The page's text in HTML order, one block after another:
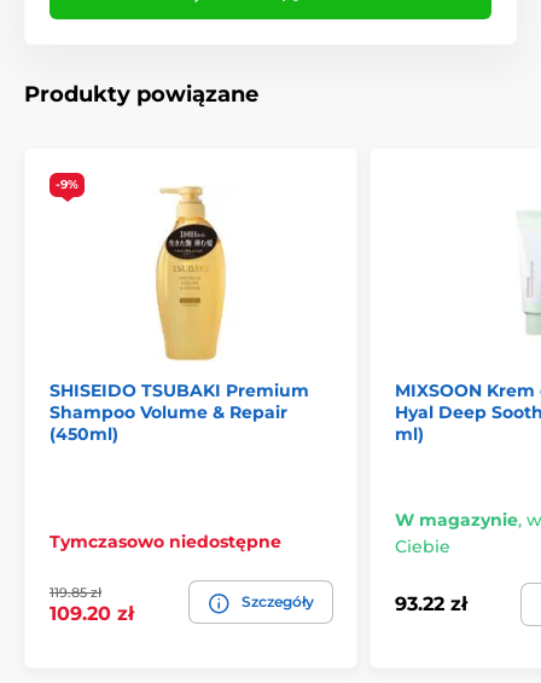
Produkty powiązane
-9%
SHISEIDO TSUBAKI Premium
Shampoo Volume & Repair
(450ml)
Tymczasowo niedostępne
119.85 zł
109.20 zł
Szczegóły
MIXSOON
Hyal Deep
ml)
W magazynie,
Ciebie
93.22 zł